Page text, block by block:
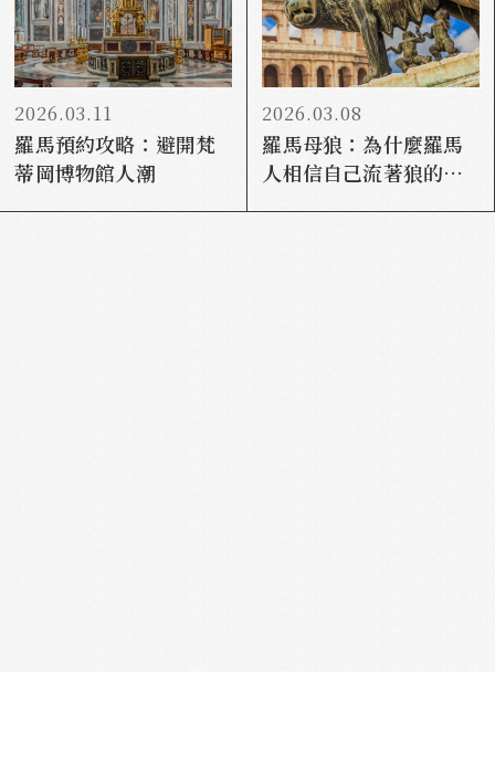
2026.03.11
羅馬預約攻略：避開梵
蒂岡博物館人潮
2026.03.08
羅馬母狼：為什麼羅馬
人相信自己流著狼的